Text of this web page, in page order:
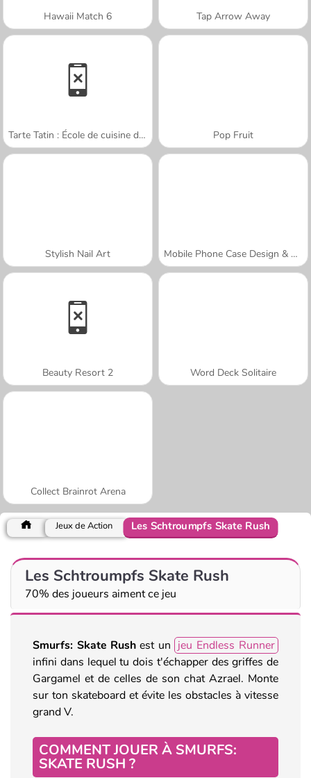
Hawaii Match 6 Tap Arrow Away
Tarte Tatin : École de cuisine de Sara Pop Fruit
Stylish Nail Art Mobile Phone Case Design & DIY
Beauty Resort 2 Word Deck Solitaire
Collect Brainrot Arena
Jeux de Action Les Schtroumpfs Skate Rush
Les Schtroumpfs Skate Rush
70% des joueurs aiment ce jeu
Smurfs: Skate Rush est un jeu Endless Runner
infini dans lequel tu dois t'échapper des griffes de
Gargamel et de celles de son chat Azrael. Monte
sur ton skateboard et évite les obstacles à vitesse
grand V.
COMMENT JOUER À SMURFS:
SKATE RUSH ?